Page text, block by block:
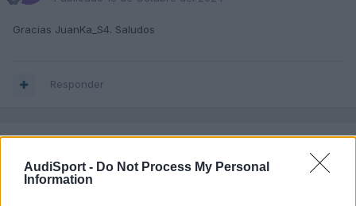
AudiSport - Do Not Process My Personal
Information
Gracias JuanKa_S4. Saludos
Responder
Publicado19 de Octubre del 2024